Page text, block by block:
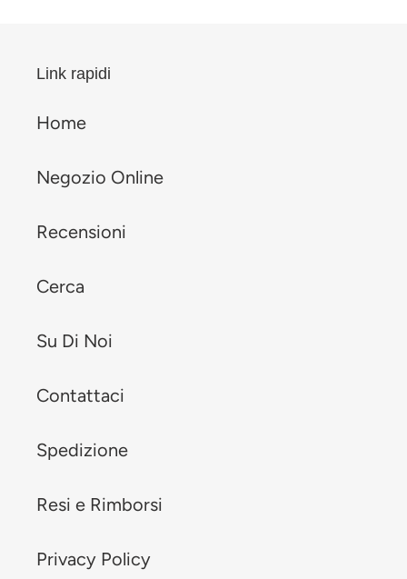
Link rapidi
Home
Negozio Online
Recensioni
Cerca
Su Di Noi
Contattaci
Spedizione
Resi e Rimborsi
Privacy Policy